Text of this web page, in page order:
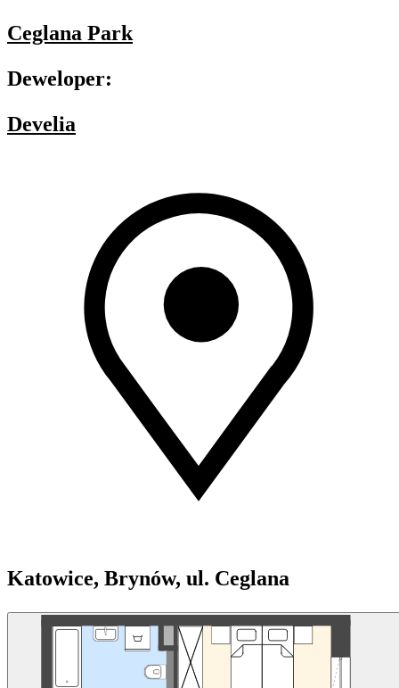
Ceglana Park
Deweloper:
Develia
Katowice, Brynów, ul. Ceglana